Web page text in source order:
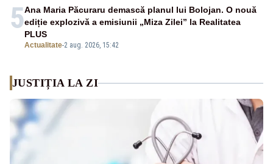
5
Actualitate-2 aug. 2026, 15:42
Ana Maria Păcuraru demască planul lui Bolojan. O nouă
ediție explozivă a emisiunii „Miza Zilei” la Realitatea
PLUS
JUSTIȚIA LA ZI